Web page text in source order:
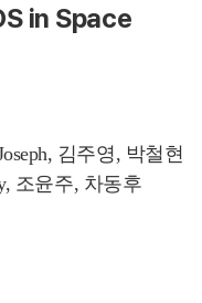
in Space
김주영, 박철현
조윤주, 차동후